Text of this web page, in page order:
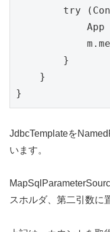
try
App
        }
    }
}
JdbcTemplateを
います。
スホルダ、第二引数に